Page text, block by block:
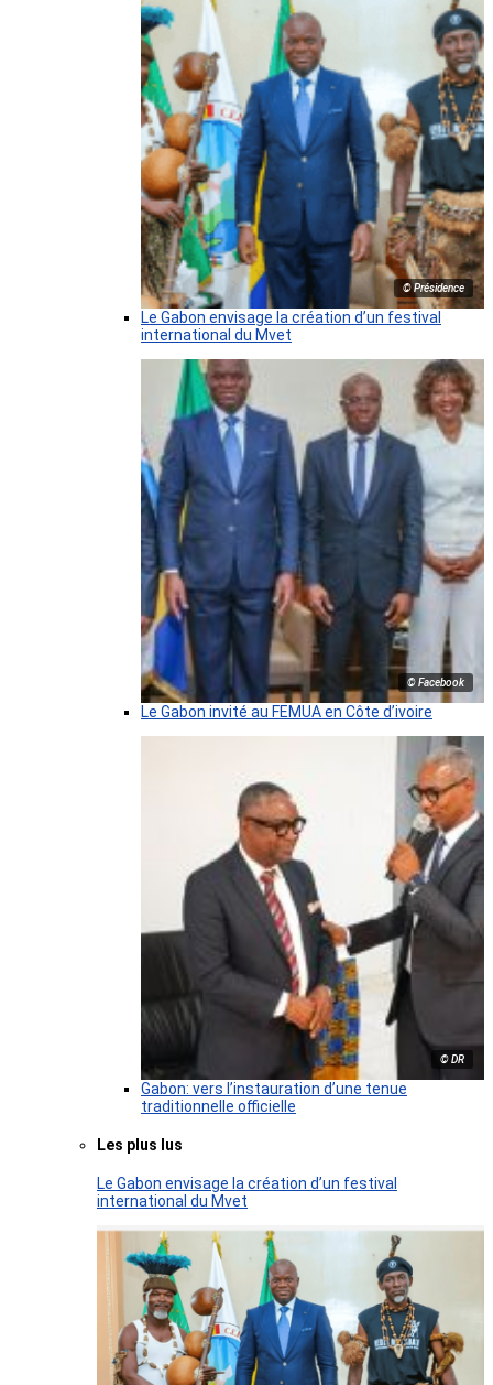
© Présidence
Le Gabon envisage la création d’un festival
international du Mvet
© Facebook
Le Gabon invité au FEMUA en Côte d’ivoire
© DR
Gabon: vers l’instauration d’une tenue
traditionnelle officielle
Les plus lus
Le Gabon envisage la création d’un festival
international du Mvet